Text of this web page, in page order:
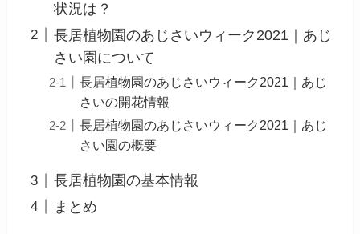
状況は？
長居植物園のあじさいウィーク2021｜あじ
さい園について
長居植物園のあじさいウィーク2021｜あじ
さいの開花情報
長居植物園のあじさいウィーク2021｜あじ
さい園の概要
長居植物園の基本情報
まとめ